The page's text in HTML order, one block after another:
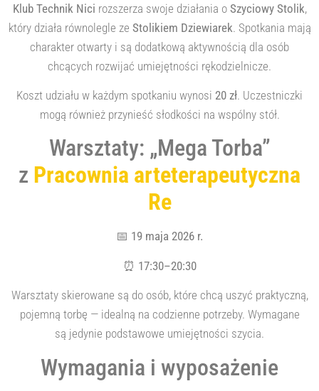
Klub Technik Nici rozszerza swoje działania o Szyciowy Stolik,
który działa równolegle ze Stolikiem Dziewiarek. Spotkania mają
charakter otwarty i są dodatkową aktywnością dla osób
chcących rozwijać umiejętności rękodzielnicze.
Koszt udziału w każdym spotkaniu wynosi 20 zł. Uczestniczki
mogą również przynieść słodkości na wspólny stół.
Warsztaty: „Mega Torba”
z Pracownia arteterapeutyczna
Re
📅 19 maja 2026 r.
⏰ 17:30–20:30
Warsztaty skierowane są do osób, które chcą uszyć praktyczną,
pojemną torbę — idealną na codzienne potrzeby. Wymagane
są jedynie podstawowe umiejętności szycia.
Wymagania i wyposażenie